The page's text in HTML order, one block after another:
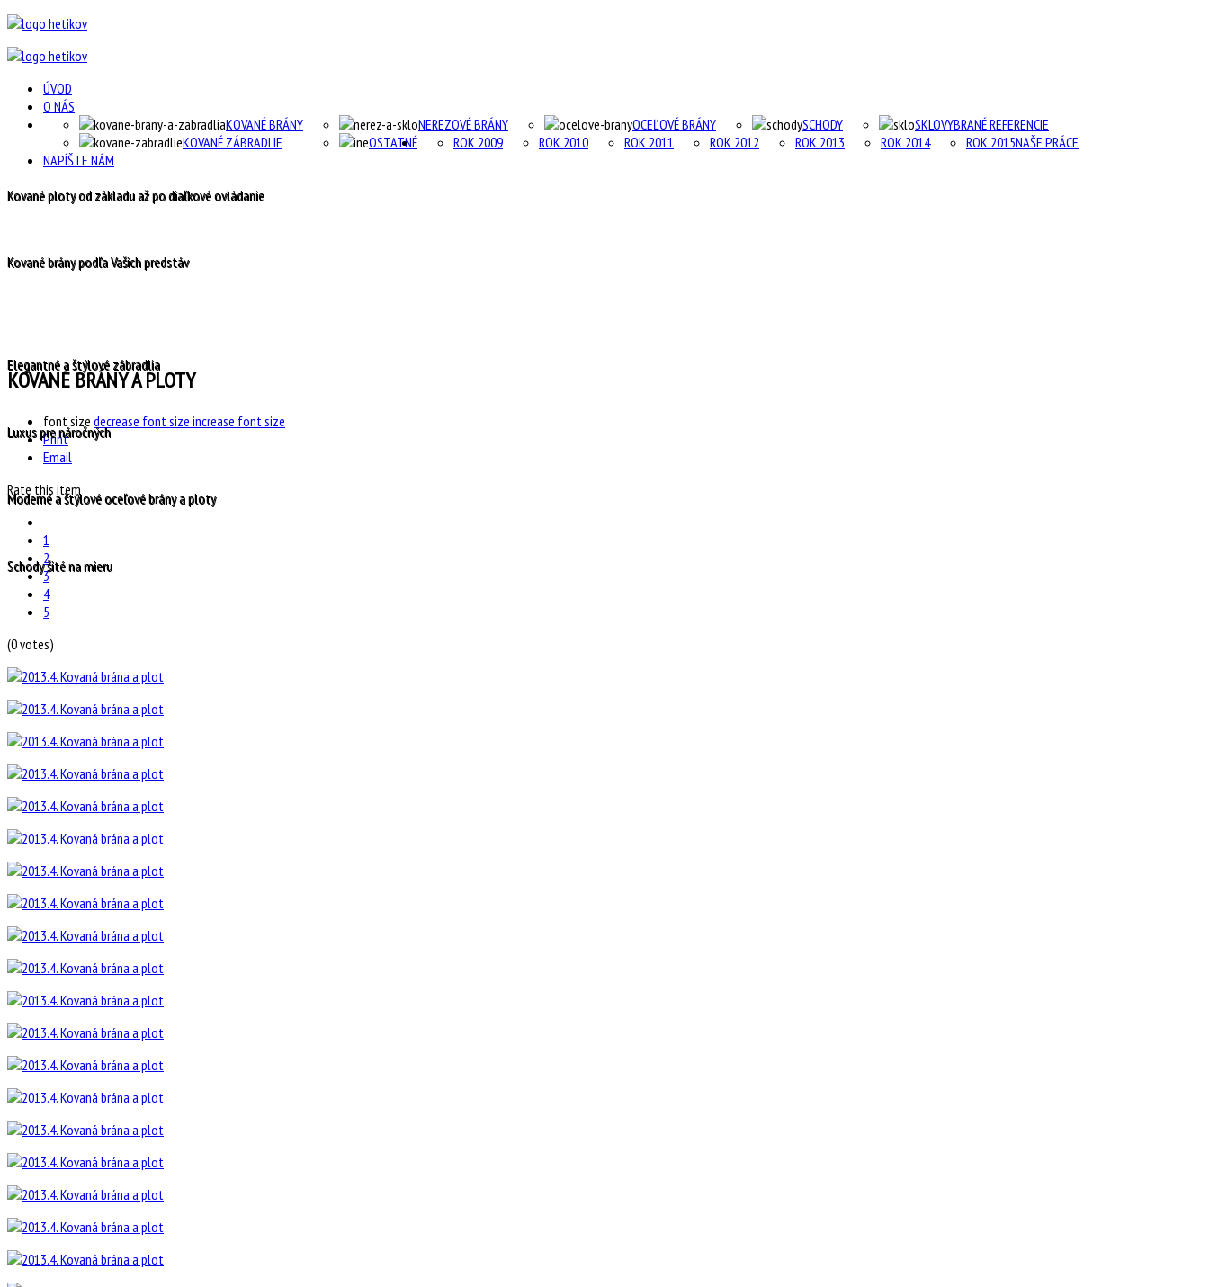
ÚVOD
O NÁS
VYBRANÉ REFERENCIE
KOVANÉ BRÁNY
KOVANÉ ZÁBRADLIE
NEREZOVÉ BRÁNY OCEĽOVÉ BRÁNY SCHODY
SKLO
OSTATNÉ
NAŠE PRÁCE
ROK 2009 ROK 2010 ROK 2011 ROK 2012 ROK 2013 ROK 2014
ROK 2015
NAPÍŠTE NÁM
Kované ploty od základu až po diaľkové ovládanie
Kované brány podľa Vašich predstáv
Elegantné a štýlové zábradlia
Luxus pre náročných
Moderné a štýlové oceľové brány a ploty
Schody šité na mieru
KOVANÉ BRÁNY A PLOTY
font size decrease font size increase font size
Print
Email
Rate this item
1
2
3
4
5
(0 votes)